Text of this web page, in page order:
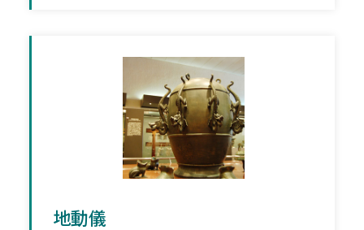
地動儀